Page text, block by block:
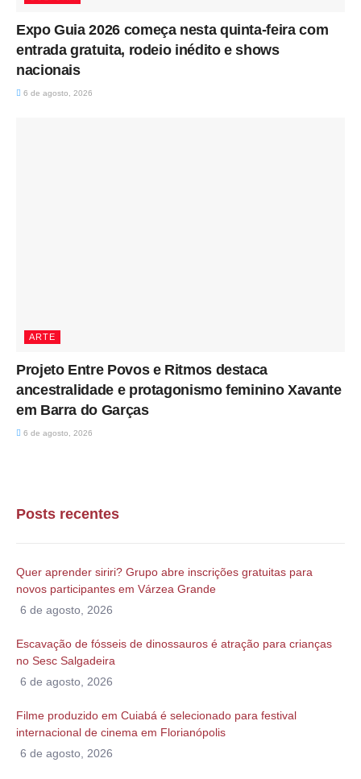
Expo Guia 2026 começa nesta quinta-feira com
entrada gratuita, rodeio inédito e shows
nacionais
6 de agosto, 2026
ARTE
Projeto Entre Povos e Ritmos destaca
ancestralidade e protagonismo feminino Xavante
em Barra do Garças
6 de agosto, 2026
Posts recentes
Quer aprender siriri? Grupo abre inscrições gratuitas para
novos participantes em Várzea Grande
6 de agosto, 2026
Escavação de fósseis de dinossauros é atração para crianças
no Sesc Salgadeira
6 de agosto, 2026
Filme produzido em Cuiabá é selecionado para festival
internacional de cinema em Florianópolis
6 de agosto, 2026